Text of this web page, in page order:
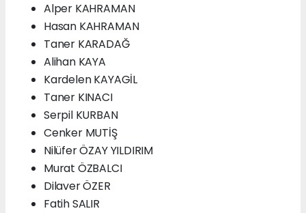
Alper KAHRAMAN
Hasan KAHRAMAN
Taner KARADAĞ
Alihan KAYA
Kardelen KAYAGİL
Taner KINACI
Serpil KURBAN
Cenker MUTİŞ
Nilüfer ÖZAY YILDIRIM
Murat ÖZBALCI
Dilaver ÖZER
Fatih SALIR